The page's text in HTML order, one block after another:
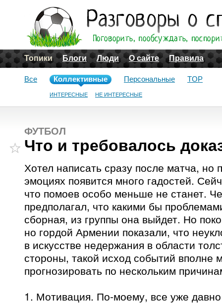
Топики Блоги Люди О сайте Правила
Все Коллективные
ИНТЕРЕСНЫЕ НЕ ИНТЕРЕСНЫЕ
Персональные TOP
ФУТБОЛ
Что и требовалось
Хотел написать сразу после матча, но
эмоциях появится много гадостей.
что помоев особо меньше не станет.
предполагал, что какими бы
сборная, из группы она выйдет. Но
но гордой Армении показали, что
в искусстве недержания в области
стороны, такой исход событий вполне
прогнозировать по нескольким
1. Мотивация. По-моему, все уже